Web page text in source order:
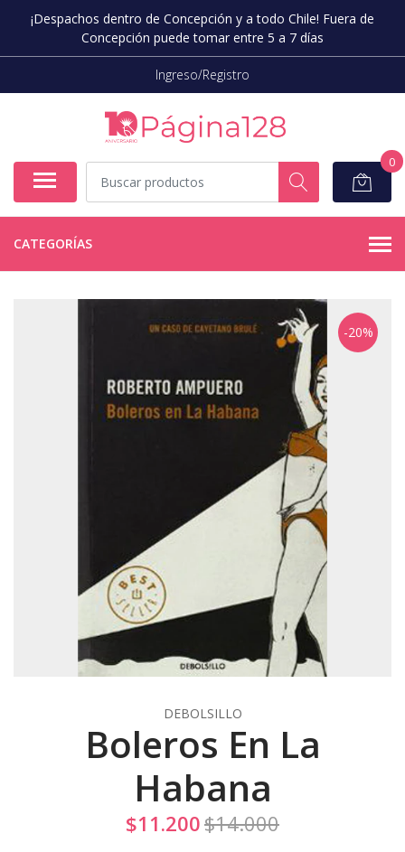
¡Despachos dentro de Concepción y a todo Chile! Fuera de
Concepción puede tomar entre 5 a 7 días
Ingreso/Registro
0
CATEGORÍAS
-20%
DEBOLSILLO
Boleros En La
Habana
$11.200$14.000